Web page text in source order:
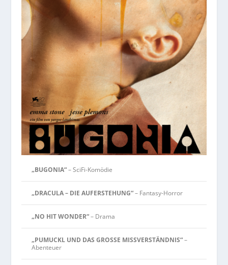
„BUGONIA“– SciFi-Komödie
„DRACULA – DIE AUFERSTEHUNG“– Fantasy-Horror
„NO HIT WONDER“– Drama
„PUMUCKL UND DAS GROSSE MISSVERSTÄNDNIS“–
Abenteuer